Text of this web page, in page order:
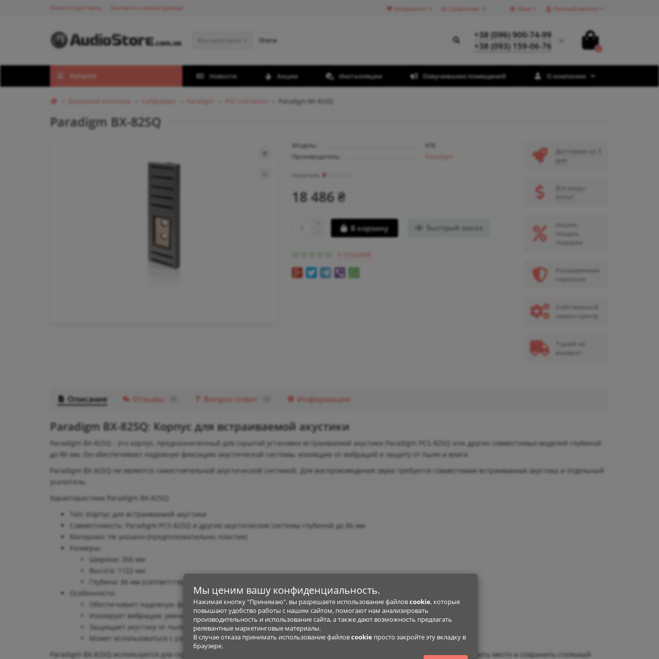
Личный кабинет
Язык
Сравнение:
Избранное:
Оплата и доставка Контакты и схема проезда
+38 (096) 900-74-99
+38 (093) 159-06-76
Каталог Новости Акции Инсталляции Озвучивание помещений О компании
Домашній кінотеатр Сабвуфери Paradigm PSC Sub Series Paradigm BX-82SQ
Paradigm BX-82SQ
Модель:
476
Производитель:
Paradigm
18 486 ₴
В корзину Быстрый заказ
0 отзывов
Доставим за 3
Все виды
Акции,
скидки,
подарки
Расширенная
гарантия
Собственный
сервис-центр
7 дней на
возврат
Описание Отзывы Вопрос-ответ Информация
Paradigm BX-82SQ: Корпус для встраиваемой акустики
Paradigm BX-82SQ - это корпус, предназначенный для скрытой установки встраиваемой акустики Paradigm PCS-82SQ или других совместимых моделей глубиной
до 86 мм. Он обеспечивает надежную фиксацию акустической системы, изоляцию от вибраций и защиту от пыли и влаги.
Paradigm BX-82SQ не является самостоятельной акустической системой. Для воспроизведения звука требуется совместимая встраиваемая акустика и отдельный
усилитель.
Характеристики Paradigm BX-82SQ:
Тип: Корпус для встраиваемой акустики
Совместимость: Paradigm PCS-82SQ и другие акустические системы глубиной до 86 мм
Материал: Не указано (предположительно, пластик)
Размеры:
Ширина: 356 мм
Высота: 1122 мм
Глубина: 86 мм (соответствует глубине совместимой акустики)
Особенности:
Обеспечивает надежную фиксацию встраиваемой акустики
Изолирует вибрации, уменьшая искажения звука
Защищает акустику от пыли и влаги
Может использоваться с различными акустическими решетками (приобретаются отдельно)
Paradigm BX-82SQ используется для скрытого монтажа встраиваемой акустики в стенах или потолках. Это позволяет сэкономить место и сохранить стильный
Мы ценим вашу конфиденциальность.
Нажимая кнопку "Принимаю", вы разрешаете использование файловcookie, которые
повышают удобство работы с нашим сайтом, помогают нам анализировать
производительность и использование сайта, а также дают возможность предлагать
релевантные маркетинговые материалы.
В случае отказа принимать использование файловcookie просто закройте эту вкладку в
браузере.